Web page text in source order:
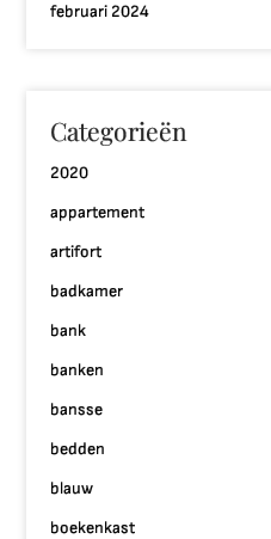
februari 2024
Categorieën
2020
appartement
artifort
badkamer
bank
banken
bansse
bedden
blauw
boekenkast